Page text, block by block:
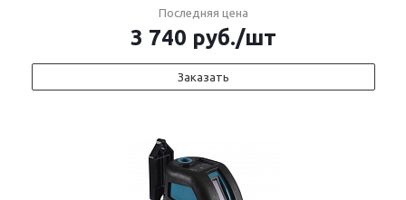
Последняя цена
3 740 руб./шт
Заказать